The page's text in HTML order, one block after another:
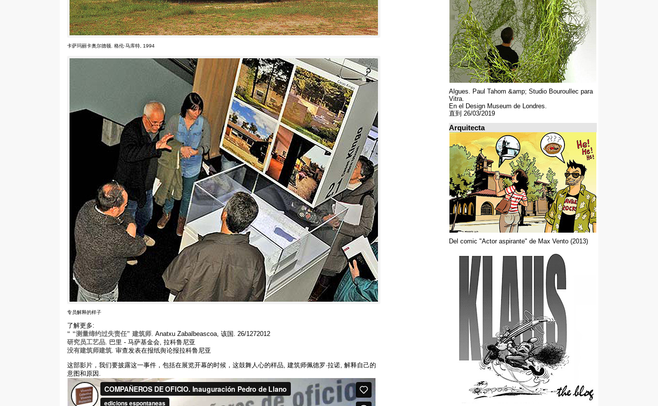
卡萨玛丽卡奥尔德顿. 格伦·马库特, 1994
专员解释的样子
了解更多:
“ “测量缔约过失责任” 建筑师. Anatxu Zabalbeascoa, 该国. 26/1272012
研究员工艺品. 巴里 - 马萨基金会, 拉科鲁尼亚
没有建筑师建筑. 审查发表在报纸舆论报拉科鲁尼亚
这部影片，我们要披露这一事件，包括在展览开幕的时候，这鼓舞人心的样品, 建筑师佩德罗·拉诺, 解释自己的
意图和原因.
Algues. Paul Tahom &amp; Studio Bouroullec para
Vitra.
En el Design Museum de Londres.
直到 26/03/2019
Arquitecta
Del comic "Actor aspirante" de Max Vento (2013)